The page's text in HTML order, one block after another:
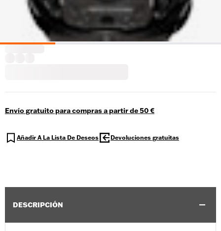
Envío gratuito para compras a partir de 50 €
Añadir A La Lista De Deseos Devoluciones gratuitas
DESCRIPCIÓN